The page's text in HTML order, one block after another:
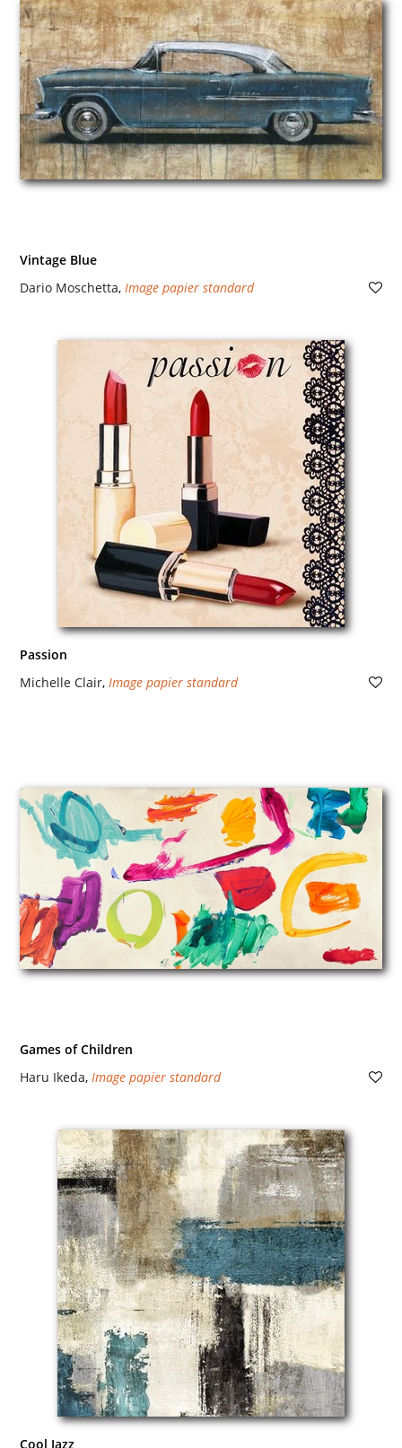
Vintage Blue
Dario Moschetta, Image papier standard
Passion
Michelle Clair, Image papier standard
Games of Children
Haru Ikeda, Image papier standard
Cool Jazz